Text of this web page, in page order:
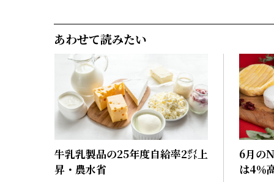
あわせて読みたい
牛乳乳製品の25年度自給率2㌽上
昇・農水省
6月の
は4％